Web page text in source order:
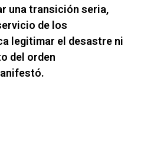
una transición seria,
de los
legitimar el desastre ni
del orden